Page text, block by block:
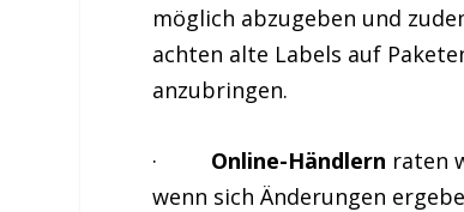
möglich abzugeben und
achten alte Labels auf
anzubringen.
· Online-Händlern raten
wenn sich Änderungen